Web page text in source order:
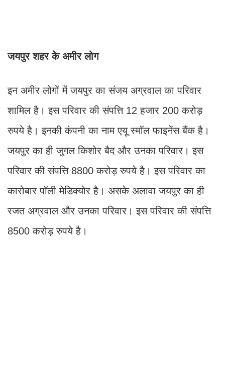
जयपुर शहर के अमीर लोग
इन अमीर लोगों में जयपुर का संजय अग्रवाल का परिवार
शामिल है। इस परिवार की संप​त्ति 12 हजार 200 करोड़
रुपये है। इनकी कंपनी का नाम एयू स्मॉल फाइनेंस बैंक है।
जयपुर का ही जुगल किशोर बैद और उनका परिवार। इस
परिवार की संप​त्ति 8800 करोड़ रुपये है। इस परिवार का
कारोबार पॉली मेडिक्योर है। असके अलावा जयपुर का ही
रजत अग्रवाल और उनका परिवार। इस परिवार की संप​त्ति
8500 करोड़ रुपये है।